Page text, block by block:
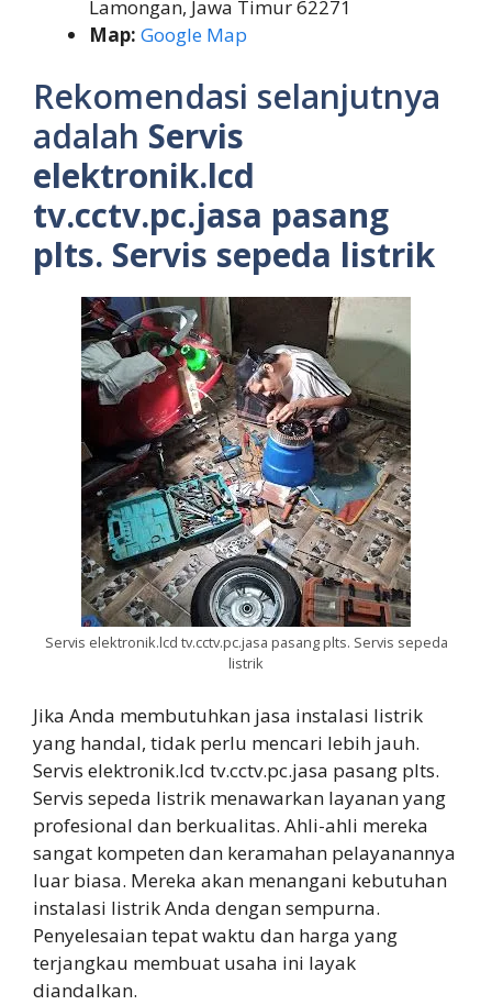
Lamongan, Jawa Timur 62271
Map: Google Map
Rekomendasi selanjutnya
adalah Servis
elektronik.lcd
tv.cctv.pc.jasa pasang
plts. Servis sepeda listrik
Servis elektronik.lcd tv.cctv.pc.jasa pasang plts. Servis sepeda
listrik
Jika Anda membutuhkan jasa instalasi listrik
yang handal, tidak perlu mencari lebih jauh.
Servis elektronik.lcd tv.cctv.pc.jasa pasang plts.
Servis sepeda listrik menawarkan layanan yang
profesional dan berkualitas. Ahli-ahli mereka
sangat kompeten dan keramahan pelayanannya
luar biasa. Mereka akan menangani kebutuhan
instalasi listrik Anda dengan sempurna.
Penyelesaian tepat waktu dan harga yang
terjangkau membuat usaha ini layak
diandalkan.